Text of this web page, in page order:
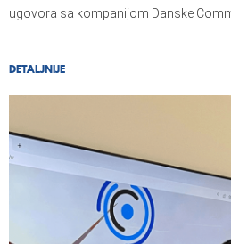
ugovora sa kompanijom Danske
DETALJNIJE